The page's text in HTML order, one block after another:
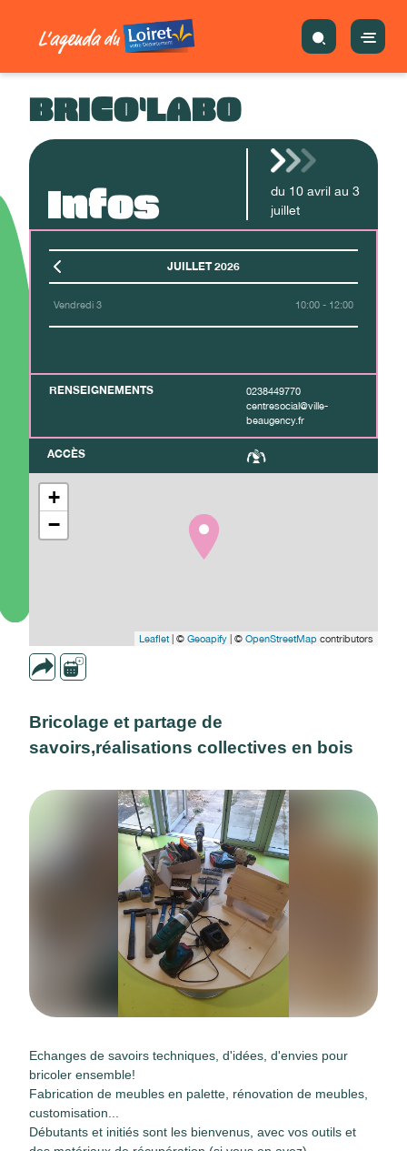
BRICO'LABO
Infos du 10 avril au 3
juillet
JUILLET 2026
Vendredi 3 10:00 - 12:00
RENSEIGNEMENTS
0238449770
centresocial@ville-
beaugency.fr
ACCÈS
+
−
Leaflet| © Geoapify | © OpenStreetMap contributors
Bricolage et partage de
savoirs,réalisations collectives en bois
Echanges de savoirs techniques, d'idées, d'envies pour
bricoler ensemble!
Fabrication de meubles en palette, rénovation de meubles,
customisation...
Débutants et initiés sont les bienvenus, avec vos outils et